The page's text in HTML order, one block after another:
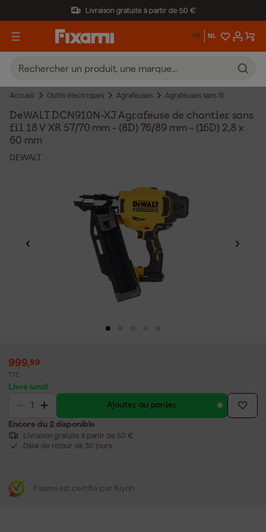
Livraison gratuite à partir de 50 €
FR NL
Accueil Outils électriques Agrafeuses Agrafeuses sans fil
DeWALT DCN910N-XJ Agrafeuse de chantier sans
fil 18 V XR 57/70 mm - (8D) 76/89 mm - (16D) 2,8 x
60 mm
DEWALT
999,99
TTC
Livré lundi
Ajouter au panier
Encore du 2 disponible
Livraison gratuite à partir de 50 €
Délai de retour de 30 jours
Fixami est certifié par Kiyoh